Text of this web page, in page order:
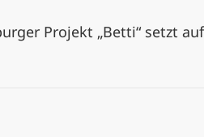
Projekt „Betti“ setzt